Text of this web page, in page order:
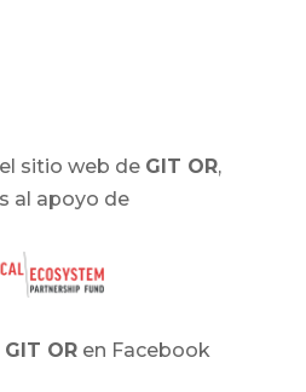
sitio web de GIT OR,
al apoyo de
GIT ORen Facebook